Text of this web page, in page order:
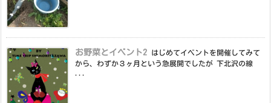
お野菜とイベント2
はじめてイベントを開催してみて
から、わずか３ヶ月という急展開でしたが 下北沢の線